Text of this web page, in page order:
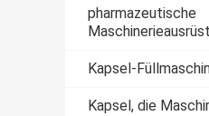
pharmazeutische
Kapsel-
Kapsel, die